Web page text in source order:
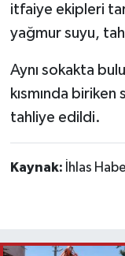
itfaiye ekipleri
yağmur suyu,
Aynı sokakta
kısmında biriken
tahliye edildi.
Kaynak: İhlas